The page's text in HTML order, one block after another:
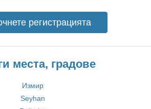
регистрацията
места, градове
Измир
Seyhan